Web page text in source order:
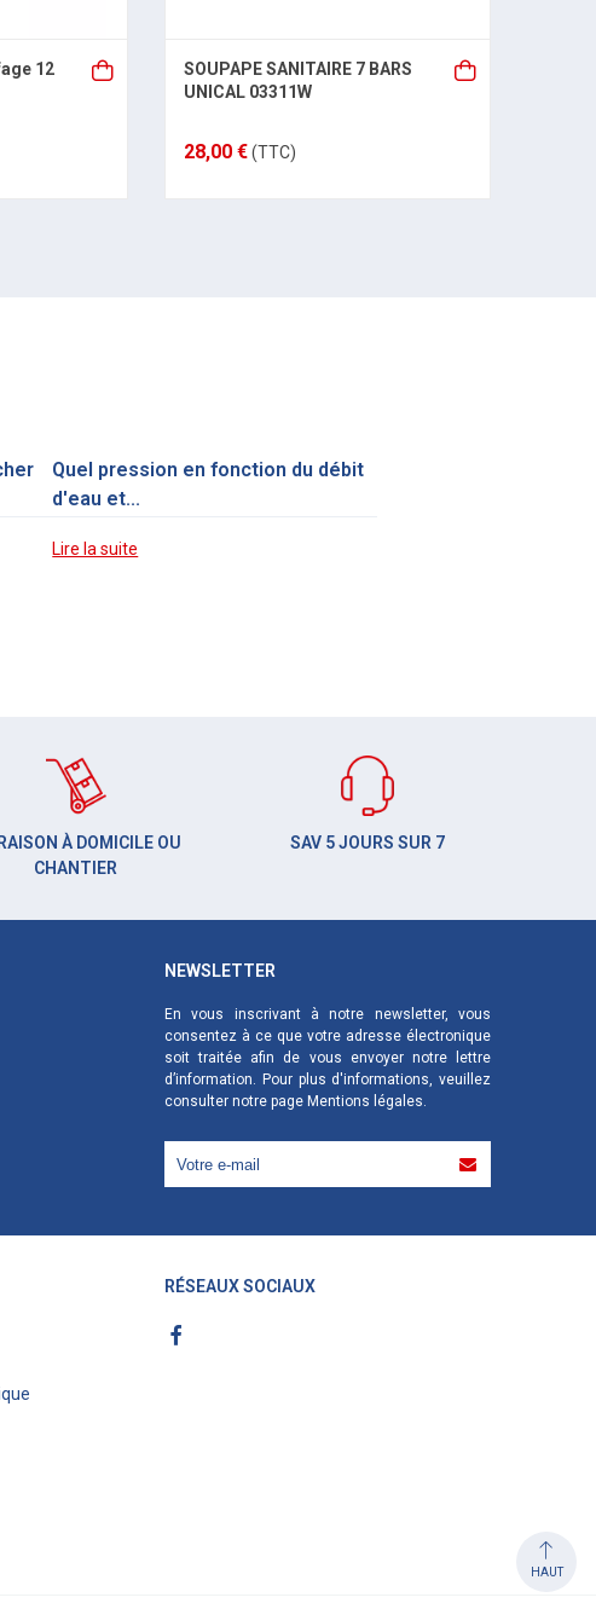
12
SOUPAPE SANITAIRE 7 BARS
UNICAL 03311W
28,00 €(TTC)
Quel pression en fonction du débit
d'eau et...
Lire la suite
À DOMICILE OU
CHANTIER
SAV 5 JOURS SUR 7
NEWSLETTER
En vous inscrivant à notre newsletter, vous
consentez à ce que votre adresse électronique
soit traitée afin de vous envoyer notre lettre
d’information. Pour plus d'informations, veuillez
consulter notre page Mentions légales.
RÉSEAUX SOCIAUX
HAUT